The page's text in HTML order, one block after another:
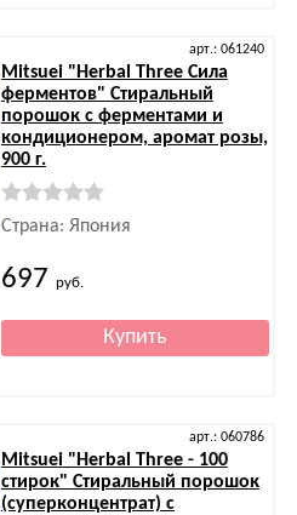
арт.: 061240
Mitsuei"Herbal Three Сила
ферментов" Стиральный
порошок с ферментами и
кондиционером, аромат розы,
900 г.
Страна: Япония
697 руб.
арт.: 060786
Mitsuei"Herbal Three - 100
стирок" Стиральный порошок
(суперконцентрат) с